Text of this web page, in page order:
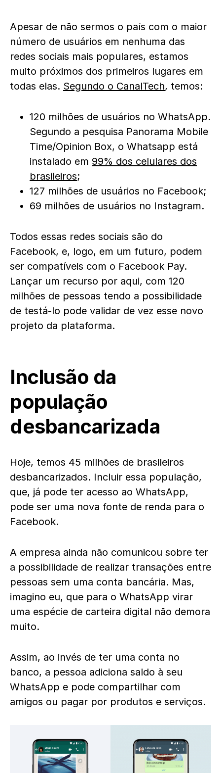
Apesar de não sermos o país com o maior
número de usuários em nenhuma das
redes sociais mais populares, estamos
muito próximos dos primeiros lugares em
todas elas. Segundo o CanalTech, temos:
120 milhões de usuários no WhatsApp.
Segundo a pesquisa Panorama Mobile
Time/Opinion Box, o Whatsapp está
instalado em 99% dos celulares dos
brasileiros;
127 milhões de usuários no Facebook;
69 milhões de usuários no Instagram.
Todos essas redes sociais são do
Facebook, e, logo, em um futuro, podem
ser compatíveis com o Facebook Pay.
Lançar um recurso por aqui, com 120
milhões de pessoas tendo a possibilidade
de testá-lo pode validar de vez esse novo
projeto da plataforma.
Inclusão da
população
desbancarizada
Hoje, temos 45 milhões de brasileiros
desbancarizados. Incluir essa população,
que, já pode ter acesso ao WhatsApp,
pode ser uma nova fonte de renda para o
Facebook.
A empresa ainda não comunicou sobre ter
a possibilidade de realizar transações entre
pessoas sem uma conta bancária. Mas,
imagino eu, que para o WhatsApp virar
uma espécie de carteira digital não demora
muito.
Assim, ao invés de ter uma conta no
banco, a pessoa adiciona saldo à seu
WhatsApp e pode compartilhar com
amigos ou pagar por produtos e serviços.